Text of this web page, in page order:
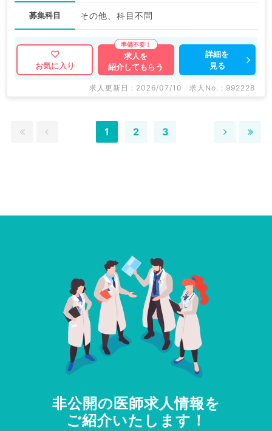
募集科目 その他、科目不問
お気に入り
求人を
紹介してもらう
詳細を
見る
求人更新日 : 2026/07/10 求人No. : 992228
1 2 3
非公開の医師求人情報を
ご紹介いたします！